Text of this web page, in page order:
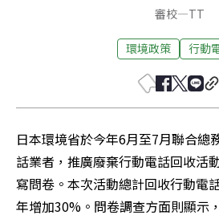
審校—TT
環境政策 行動
日本環境省於今年6月至7月聯合總
話業者，推廣廢棄行動電話回收活
寫問卷。本次活動總計回收行動電
年增加30%。問卷調查方面則顯示